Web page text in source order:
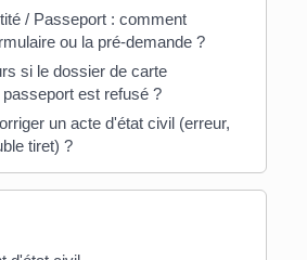
/ Passeport : comment
ou la pré-demande ?
si le dossier de carte
est refusé ?
un acte d'état civil (erreur,
tiret) ?